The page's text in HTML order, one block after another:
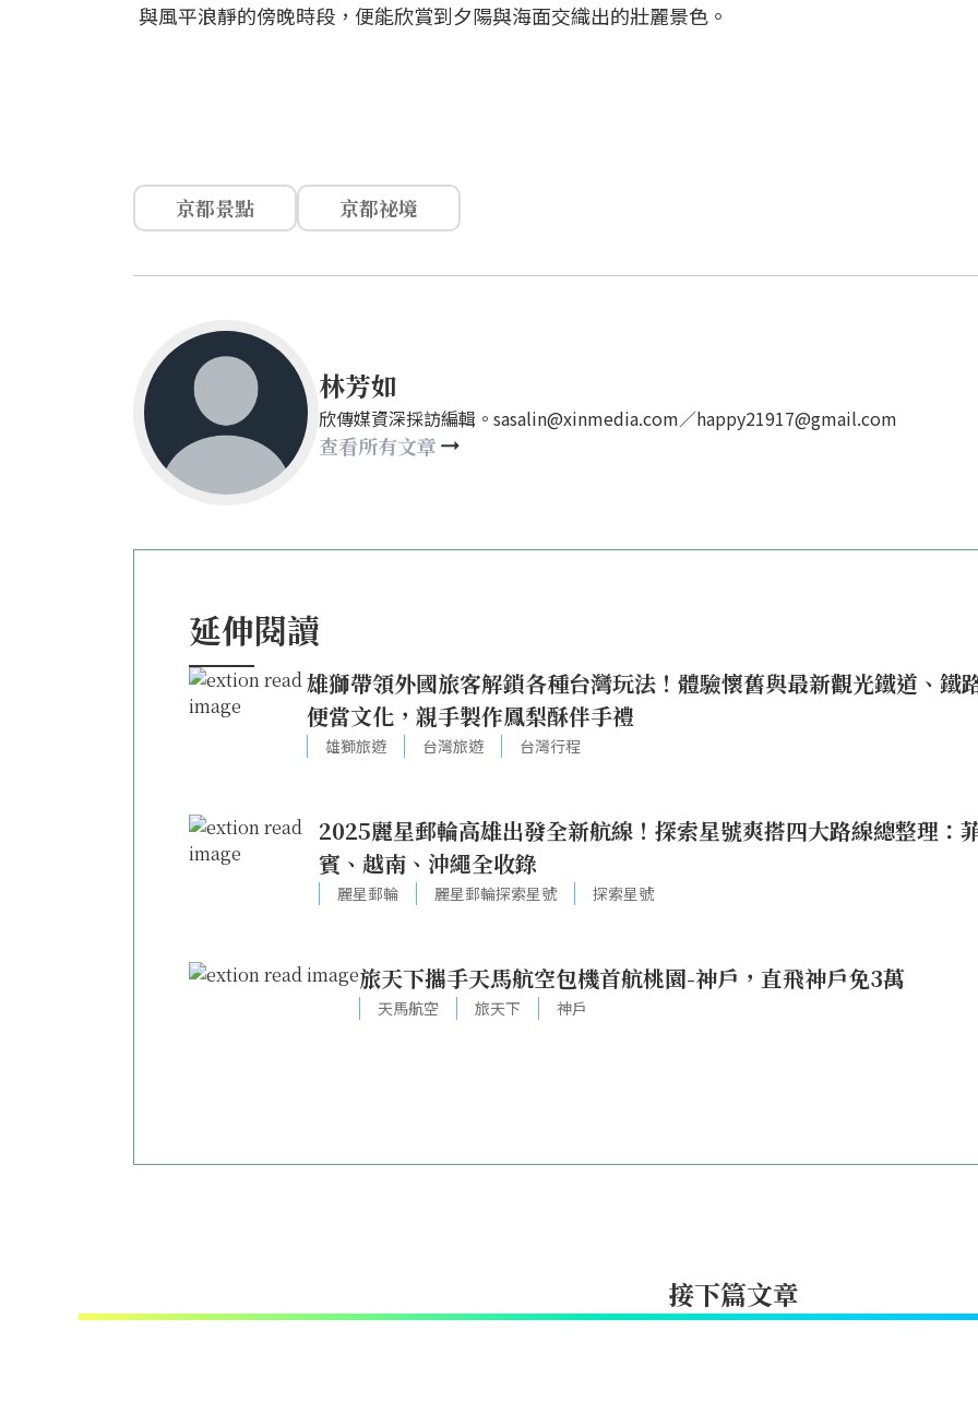
與風平浪靜的傍晚時段，便能欣賞到夕陽與海面交織出的壯麗景色。
京都景點 京都祕境
林芳如
欣傳媒資深採訪編輯。sasalin@xinmedia.com／happy21917@gmail.com
查看所有文章
延伸閱讀
雄獅帶領外國旅客解鎖各種台灣玩法！體驗懷舊與最新觀光鐵道、鐵
便當文化，親手製作鳳梨酥伴手禮
雄獅旅遊 台灣旅遊 台灣行程
2025麗星郵輪高雄出發全新航線！探索星號爽搭四大路線總整理：
賓、越南、沖繩全收錄
麗星郵輪 麗星郵輪探索星號 探索星號
旅天下攜手天馬航空包機首航桃園-神戶，直飛神戶免3萬
天馬航空 旅天下 神戶
接下篇文章